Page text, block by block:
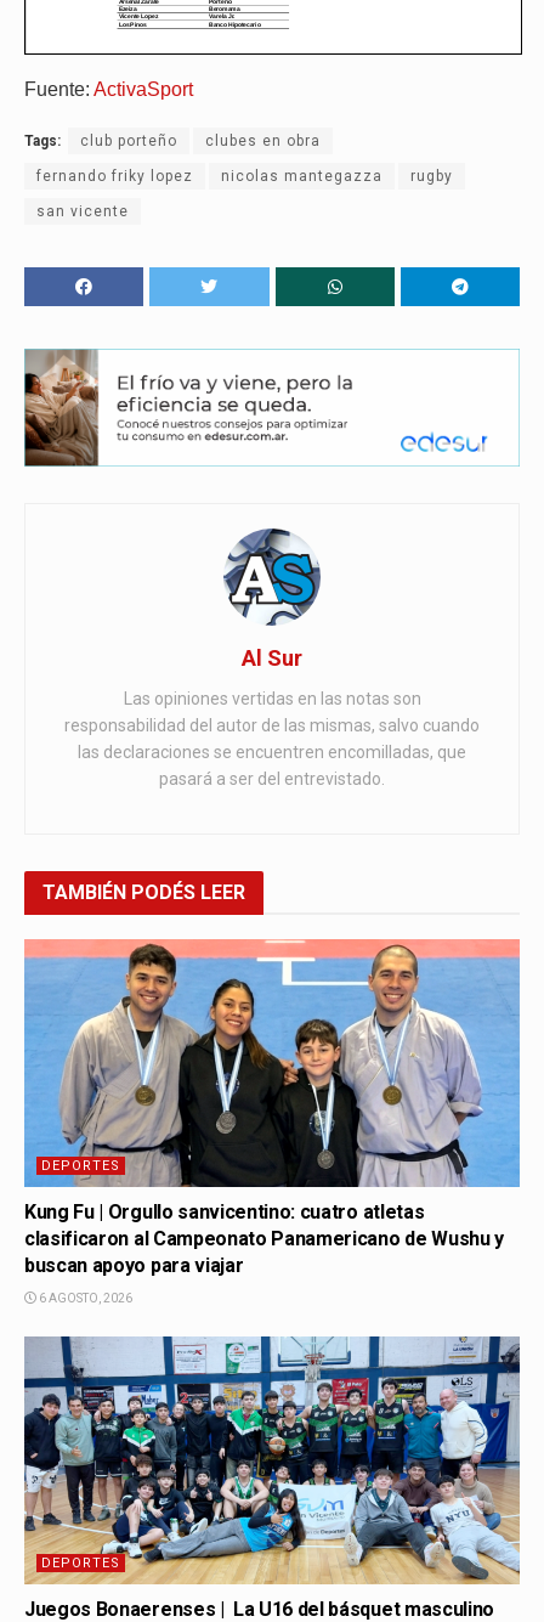
Fuente: ActivaSport
Tags: club porteño clubes en obra
fernando friky lopez nicolas mantegazza rugby
san vicente
Al Sur
Las opiniones vertidas en las notas son
responsabilidad del autor de las mismas, salvo cuando
las declaraciones se encuentren encomilladas, que
pasará a ser del entrevistado.
TAMBIÉN PODÉS LEER
DEPORTES
Kung Fu | Orgullo sanvicentino: cuatro atletas
clasificaron al Campeonato Panamericano de Wushu y
buscan apoyo para viajar
6 AGOSTO, 2026
DEPORTES
Juegos Bonaerenses | La U16 del básquet masculino